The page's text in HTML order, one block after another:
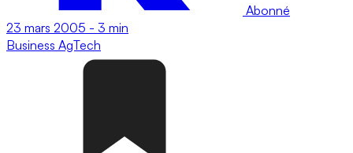
Abonné
23 mars 2005 - 3 min
Business AgTech